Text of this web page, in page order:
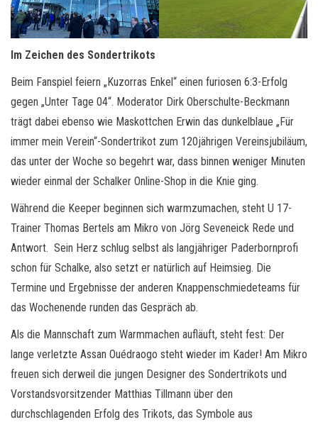
Im Zeichen des Sondertrikots
Beim Fanspiel feiern „Kuzorras Enkel“ einen furiosen 6:3-Erfolg
gegen „Unter Tage 04“. Moderator Dirk Oberschulte-Beckmann
trägt dabei ebenso wie Maskottchen Erwin das dunkelblaue „Für
immer mein Verein“-Sondertrikot zum 120jährigen Vereinsjubiläum,
das unter der Woche so begehrt war, dass binnen weniger Minuten
wieder einmal der Schalker Online-Shop in die Knie ging.
Während die Keeper beginnen sich warmzumachen, steht U 17-
Trainer Thomas Bertels am Mikro von Jörg Seveneick Rede und
Antwort. Sein Herz schlug selbst als langjähriger Paderbornprofi
schon für Schalke, also setzt er natürlich auf Heimsieg. Die
Termine und Ergebnisse der anderen Knappenschmiedeteams für
das Wochenende runden das Gespräch ab.
Als die Mannschaft zum Warmmachen aufläuft, steht fest: Der
lange verletzte Assan Ouédraogo steht wieder im Kader! Am Mikro
freuen sich derweil die jungen Designer des Sondertrikots und
Vorstandsvorsitzender Matthias Tillmann über den
durchschlagenden Erfolg des Trikots, das Symbole aus